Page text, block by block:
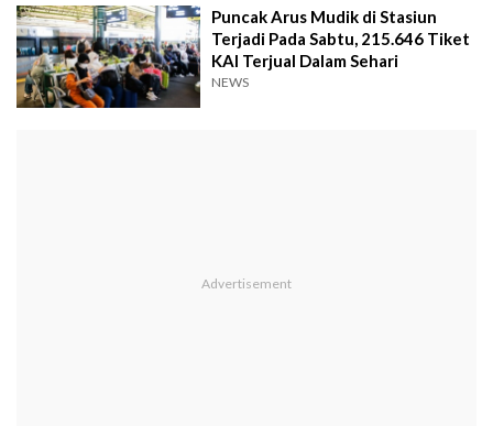
Puncak Arus Mudik di Stasiun
Terjadi Pada Sabtu, 215.646 Tiket
KAI Terjual Dalam Sehari
NEWS